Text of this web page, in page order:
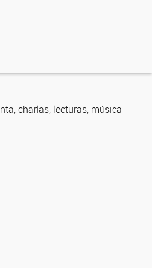
charlas, lecturas, música